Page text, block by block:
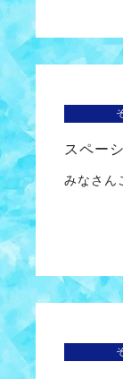
スペー
みなさん